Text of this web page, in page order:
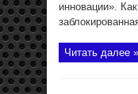
инновации».
Читать далее »